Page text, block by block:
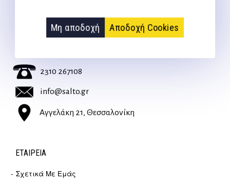
Μη αποδοχή Αποδοχή Cookies
ΕΠΙΚΟΙΝΩΝΊΑ
Για διευκρινίσεις και υποστήριξη παραγγελιών μέσω του
2310 267108
info@salto.gr
Αγγελάκη 21, Θεσσαλονίκη
ΕΤΑΙΡΕΊΑ
Σχετικά Με Εμάς